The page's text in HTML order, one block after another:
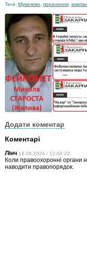
Теги: Мукачево поранення
Додати коментар
Коментарі
Лінч 18.06.2024 / 12:00:22
Коли правоохоронні органи
наводити правопорядок.